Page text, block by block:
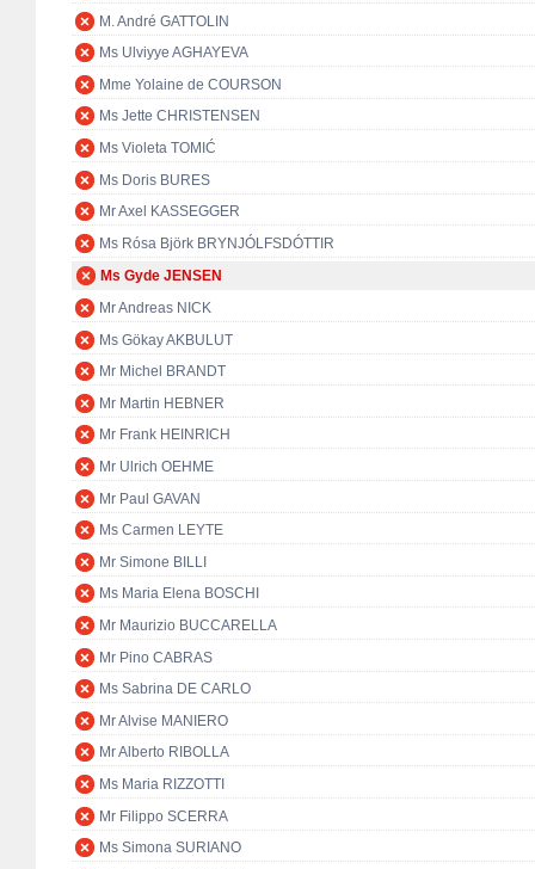
M. André GATTOLIN
Ms Ulviyye AGHAYEVA
Mme Yolaine de COURSON
Ms Jette CHRISTENSEN
Ms Violeta TOMIĆ
Ms Doris BURES
Mr Axel KASSEGGER
Ms Rósa Björk BRYNJÓLFSDÓTTIR
Ms Gyde JENSEN
Mr Andreas NICK
Ms Gökay AKBULUT
Mr Michel BRANDT
Mr Martin HEBNER
Mr Frank HEINRICH
Mr Ulrich OEHME
Mr Paul GAVAN
Ms Carmen LEYTE
Mr Simone BILLI
Ms Maria Elena BOSCHI
Mr Maurizio BUCCARELLA
Mr Pino CABRAS
Ms Sabrina DE CARLO
Mr Alvise MANIERO
Mr Alberto RIBOLLA
Ms Maria RIZZOTTI
Mr Filippo SCERRA
Ms Simona SURIANO